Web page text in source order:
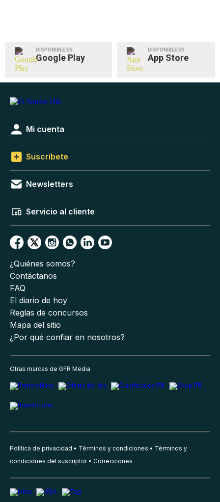
DISPONIBLE EN
Google Play
DISPONIBLE EN
App Store
Mi cuenta
Suscríbete
Newsletters
Servicio al cliente
¿Quiénes somos?
Contáctanos
FAQ
El diario de hoy
Reglas de concursos
Mapa del sitio
¿Por qué confiar en nosotros?
Otras marcas de GFR Media
Política de privacidad Términos y condiciones
Términos y
condiciones del suscriptor
Correcciones